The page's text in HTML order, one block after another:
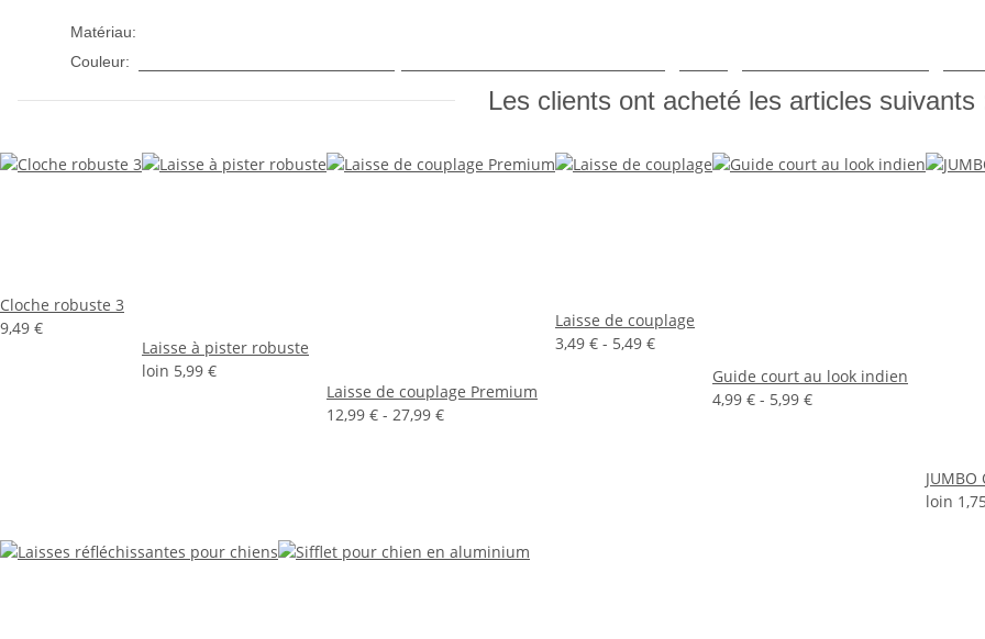
Matériau:
Couleur:
Les clients ont acheté les articles suivants
Cloche robuste 3
9,49 €
Laisse à pister robuste
loin 5,99 €
Laisse de couplage Premium
12,99 € - 27,99 €
Laisse de couplage
3,49 € - 5,49 €
Guide court au look indien
4,99 € - 5,99 €
loin